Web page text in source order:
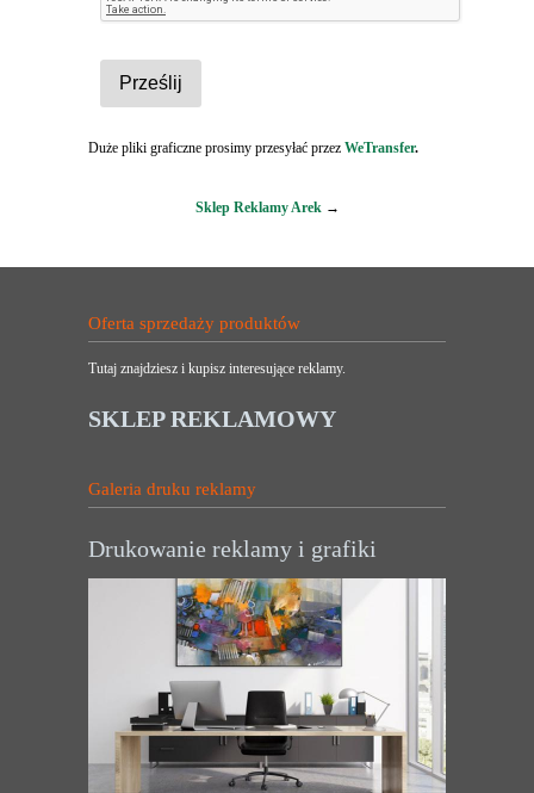
Duże pliki graficzne prosimy przesyłać przez WeTransfer.
Sklep Reklamy Arek →
Oferta sprzedaży produktów
Tutaj znajdziesz i kupisz interesujące reklamy.
SKLEP REKLAMOWY
Galeria druku reklamy
Drukowanie reklamy i grafiki